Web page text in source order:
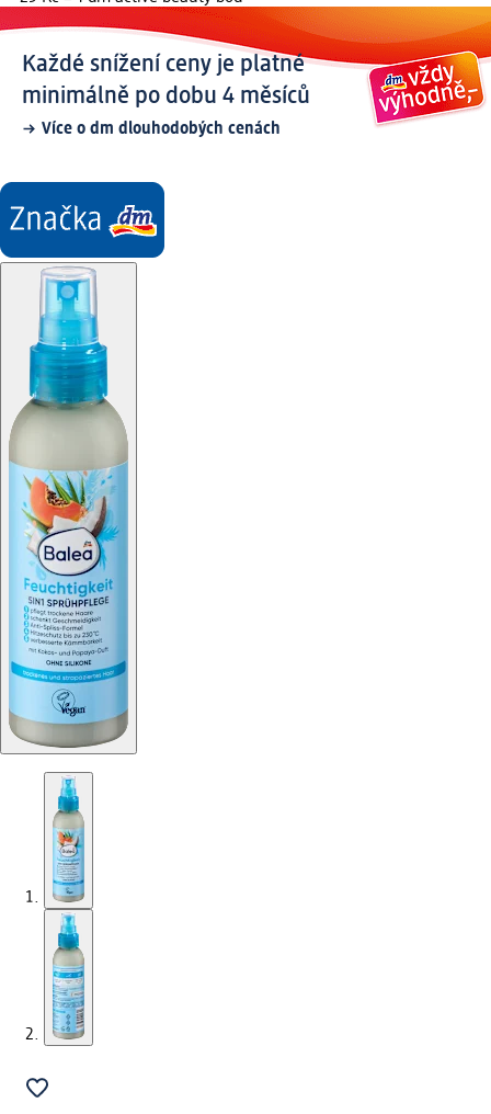
Každé snížení ceny je platné
minimálně po dobu 4 měsíců
Více o dm dlouhodobých cenách